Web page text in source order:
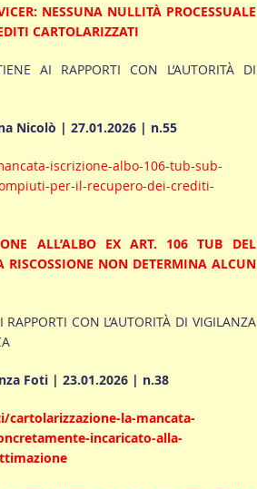
NESSUNA NULLITÀ PROCESSUALE
CARTOLARIZZATI
AI RAPPORTI CON L’AUTORITÀ DI
Nicolò | 27.01.2026 | n.55
iscrizione-albo-106-tub-sub-
per-il-recupero-dei-crediti-
ALL’ALBO EX ART. 106 TUB DEL
RISCOSSIONE NON DETERMINA ALCUN
CON L’AUTORITÀ DI VIGILANZA
Foti | 23.01.2026 | n.38
la-mancata-
incaricato-alla-